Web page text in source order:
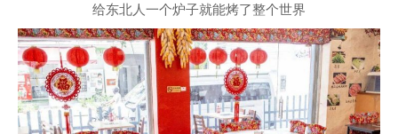
给东北人一个炉子就能烤了整个世界